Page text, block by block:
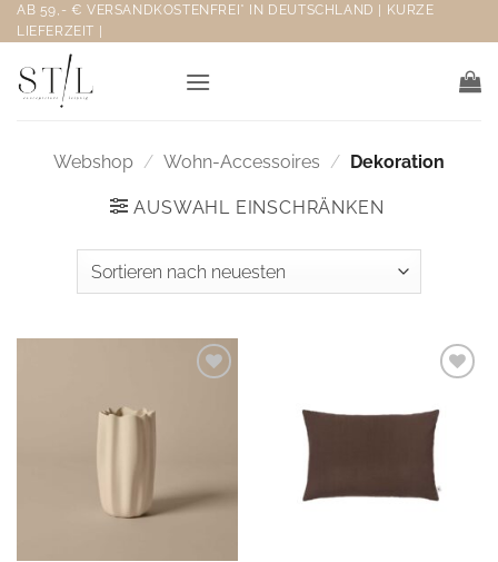
Zum
Inhalt
springen
AB 59,- € VERSANDKOSTENFREI* IN DEUTSCHLAND | KURZE
LIEFERZEIT |
Webshop / Wohn-Accessoires / Dekoration
AUSWAHL EINSCHRÄNKEN